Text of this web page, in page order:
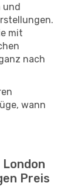
und
mit
nach
wann
Preis